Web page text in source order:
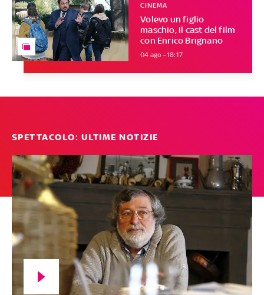
Volevo un figlio
maschio, il cast del film
con Enrico Brignano
CINEMA
04 ago - 18:17
SPETTACOLO: ULTIME NOTIZIE